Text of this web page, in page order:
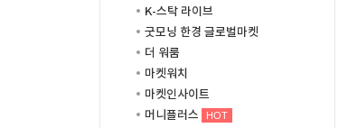
K-스탁 라이브
굿모닝 한경 글로벌마켓
더 워룸
마켓워치
마켓인사이트
머니플러스
HOT